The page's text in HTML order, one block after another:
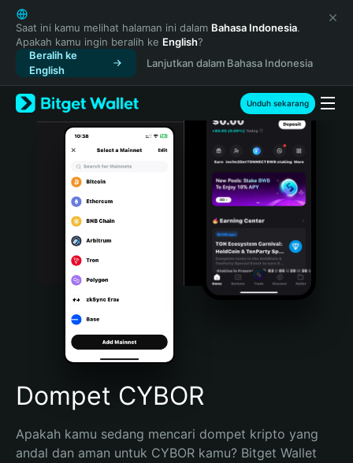
English
日本語
Tiếng Việt
Русский
Español (Latinoamérica)
Türkçe
Italiano
Português (Portugal)
Bahasa Indonesia
Português (Brasil)
Español (Argentina)
Saat ini kamu melihat halaman ini dalam Bahasa Indonesia.
Apakah kamu ingin beralih ke English?
Beralih ke
English
Lanjutkan dalam Bahasa Indonesia
Unduh sekarang
Dompet CYBOR
Apakah kamu sedang mencari dompet kripto yang
andal dan aman untuk CYBOR kamu? Bitget Wallet